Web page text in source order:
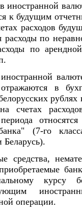
иностранной
к будущим
расходов
расходы по
по
в
счетах
(7-го
Беларусь).
средства,
курсу
операции.